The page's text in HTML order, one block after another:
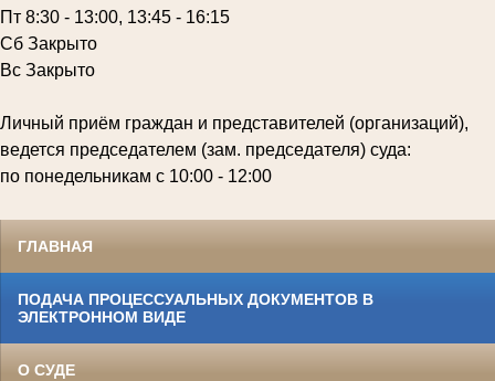
Пт 8:30 - 13:00, 13:45 - 16:15
Сб Закрыто
Вс Закрыто
Личный приём граждан и представителей (организаций),
ведется председателем (зам. председателя) суда:
по понедельникам с 10:00 - 12:00
ГЛАВНАЯ
ПОДАЧА ПРОЦЕССУАЛЬНЫХ ДОКУМЕНТОВ В
ЭЛЕКТРОННОМ ВИДЕ
О СУДЕ